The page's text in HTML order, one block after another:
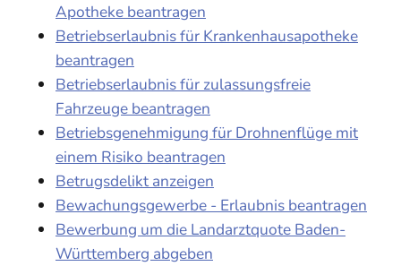
Apotheke beantragen
Betriebserlaubnis für Krankenhausapotheke
beantragen
Betriebserlaubnis für zulassungsfreie
Fahrzeuge beantragen
Betriebsgenehmigung für Drohnenflüge mit
einem Risiko beantragen
Betrugsdelikt anzeigen
Bewachungsgewerbe - Erlaubnis beantragen
Bewerbung um die Landarztquote Baden-
Württemberg abgeben